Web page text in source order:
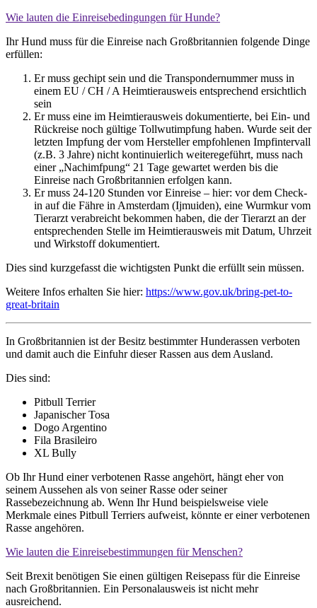
Wie lauten die Einreisebedingungen für Hunde?
Ihr Hund muss für die Einreise nach Großbritannien folgende Dinge
erfüllen:
Er muss gechipt sein und die Transpondernummer muss in
einem EU / CH / A Heimtierausweis entsprechend ersichtlich
sein
Er muss eine im Heimtierausweis dokumentierte, bei Ein- und
Rückreise noch gültige Tollwutimpfung haben. Wurde seit der
letzten Impfung der vom Hersteller empfohlenen Impfintervall
(z.B. 3 Jahre) nicht kontinuierlich weiteregeführt, muss nach
einer „Nachimfpung“ 21 Tage gewartet werden bis die
Einreise nach Großbritannien erfolgen kann.
Er muss 24-120 Stunden vor Einreise – hier: vor dem Check-
in auf die Fähre in Amsterdam (Ijmuiden), eine Wurmkur vom
Tierarzt verabreicht bekommen haben, die der Tierarzt an der
entsprechenden Stelle im Heimtierausweis mit Datum, Uhrzeit
und Wirkstoff dokumentiert.
Dies sind kurzgefasst die wichtigsten Punkt die erfüllt sein müssen.
Weitere Infos erhalten Sie hier: https://www.gov.uk/bring-pet-to-
great-britain
In Großbritannien ist der Besitz bestimmter Hunderassen verboten
und damit auch die Einfuhr dieser Rassen aus dem Ausland.
Dies sind:
Pitbull Terrier
Japanischer Tosa
Dogo Argentino
Fila Brasileiro
XL Bully
Ob Ihr Hund einer verbotenen Rasse angehört, hängt eher von
seinem Aussehen als von seiner Rasse oder seiner
Rassebezeichnung ab. Wenn Ihr Hund beispielsweise viele
Merkmale eines Pitbull Terriers aufweist, könnte er einer verbotenen
Rasse angehören.
Wie lauten die Einreisebestimmungen für Menschen?
Seit Brexit benötigen Sie einen gültigen Reisepass für die Einreise
nach Großbritannien. Ein Personalausweis ist nicht mehr
ausreichend.